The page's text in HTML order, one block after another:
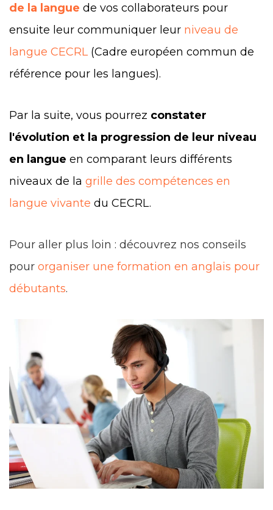
de la langue de vos collaborateurs pour
ensuite leur communiquer leur niveau de
langue CECRL (Cadre européen commun de
référence pour les langues).
Par la suite, vous pourrez constater
l'évolution et la progression de leur niveau
en langue en comparant leurs différents
niveaux de la grille des compétences en
langue vivante du CECRL.
Pour aller plus loin : découvrez nos conseils
pour organiser une formation en anglais pour
débutants.